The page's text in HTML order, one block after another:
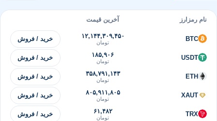
نام رمزارز آخرین قیمت
BTC ۱۲,۱۴۴,۳۰۹,۴۵۰
تومان خرید / فروش
USDT ۱۸۵,۹۰۶
تومان خرید / فروش
ETH ۳۵۸,۷۹۱,۱۴۳
تومان خرید / فروش
XAUT ۸۰۵,۹۱۱,۸۰۵
تومان خرید / فروش
TRX ۶۱,۴۸۲
تومان خرید / فروش